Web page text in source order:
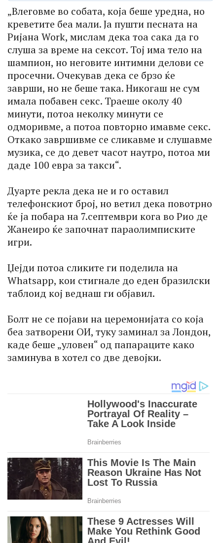
„Влеговме во собата, која беше уредна, но
креветите беа мали. Ја пушти песната на
Ријана Work, мислам дека тоа сака да го
слуша за време на сексот. Тој има тело на
шампион, но неговите интимни делови се
просечни. Очекував дека се брзо ќе
заврши, но не беше така. Никогаш не сум
имала побавен секс. Траеше околу 40
минути, потоа неколку минути се
одморивме, а потоа повторно имавме секс.
Откако завршивме се сликавме и слушавме
музика, се до девет часот наутро, потоа ми
даде 100 евра за такси“.
Дуарте рекла дека не и го оставил
телефонскиот број, но ветил дека повотрно
ќе ја побара на 7.септември кога во Рио де
Жанеиро ќе започнат параолимписките
игри.
Џејди потоа сликите ги поделила на
Whatsapp, кои стигнале до еден бразилски
таблоид кој веднаш ги објавил.
Болт не се појави на церемонијата со која
беа затворени ОИ, туку заминал за Лондон,
каде беше „уловен“ од папараците како
заминува в хотел со две девојки.